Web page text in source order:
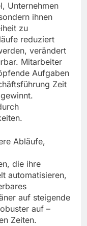
Unternehmen
ihnen
zu
reduziert
verändert
Mitarbeiter
Aufgaben
Zeit
Abläufe,
die ihre
automatisieren,
auf steigende
auf –
Zeiten.